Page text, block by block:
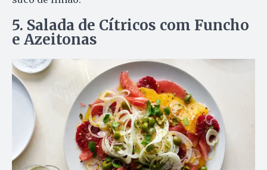
5. Salada de Cítricos com Funcho
e Azeitonas